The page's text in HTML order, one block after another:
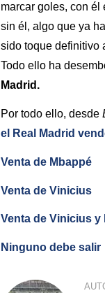
marcar goles, con
sin él, algo que ya
sido toque definitivo
Todo ello ha
Madrid.
Por todo ello, desde
el Real Madrid
Venta de Mbappé
Venta de Vinicius
Venta de Vinicius y
Ninguno debe salir